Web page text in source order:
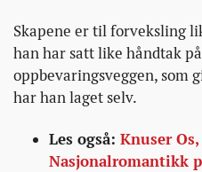
Skapene er til forveksling
han har satt like håndtak
oppbevaringsveggen, som
har han laget selv.
Les også: Knuser
Nasjonalromantikk